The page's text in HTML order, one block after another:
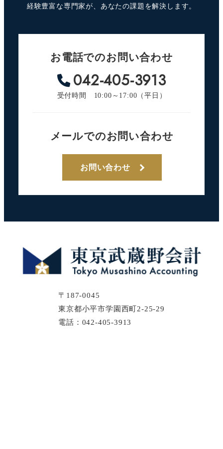
経験豊富な専門家が、あなたの課題を解決します。
お電話でのお問い合わせ
042-405-3913
受付時間 10:00～17:00（平日）
メールでのお問い合わせ
お問い合わせ
〒187-0045
東京都小平市学園西町2-25-29
電話：042-405-3913